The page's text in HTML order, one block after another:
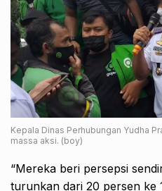
Kepala Dinas Perhubungan Yudha
massa aksi. (boy)
“Mereka beri persepsi
turunkan dari 20 persen ke